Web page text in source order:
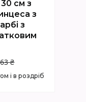
см з
з
з
₴
і в роздріб